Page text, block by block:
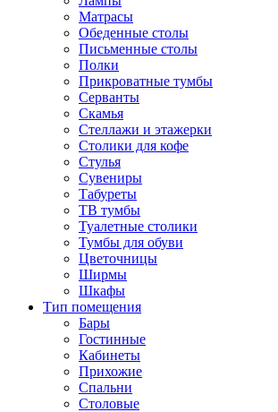
Матрасы
Обеденные столы
Письменные столы
Полки
Прикроватные тумбы
Серванты
Скамья
Стеллажи и этажерки
Столики для кофе
Стулья
Сувениры
Табуреты
ТВ тумбы
Туалетные столики
Тумбы для обуви
Цветочницы
Ширмы
Шкафы
Тип помещения
Бары
Гостинные
Кабинеты
Прихожие
Спальни
Столовые